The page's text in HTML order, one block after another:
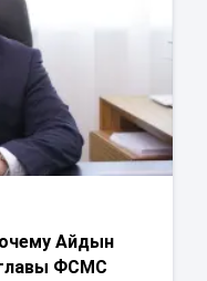
Айдын
главы ФСМС